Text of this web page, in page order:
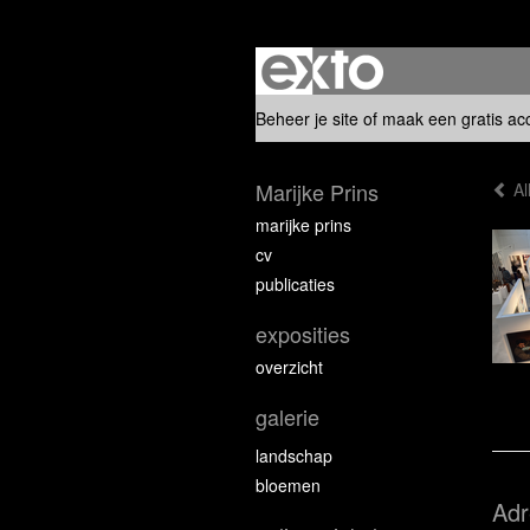
Beheer je site of maak een gratis
Marijke Prins
marijke prins
cv
publicaties
exposities
overzicht
galerie
landschap
bloemen